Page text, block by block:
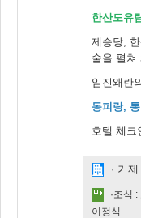
한산도유
제승당,
술을 펼쳐
임진왜란
동피랑,
호텔 체크
· 거
·조식
이정식